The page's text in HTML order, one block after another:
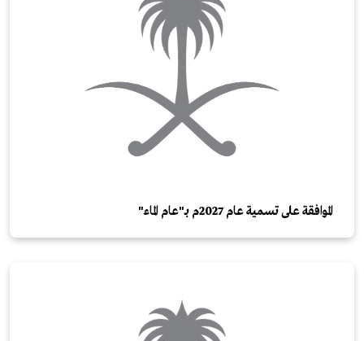
الموافقة على تسمية عام 2027م بـ"عام الماء"